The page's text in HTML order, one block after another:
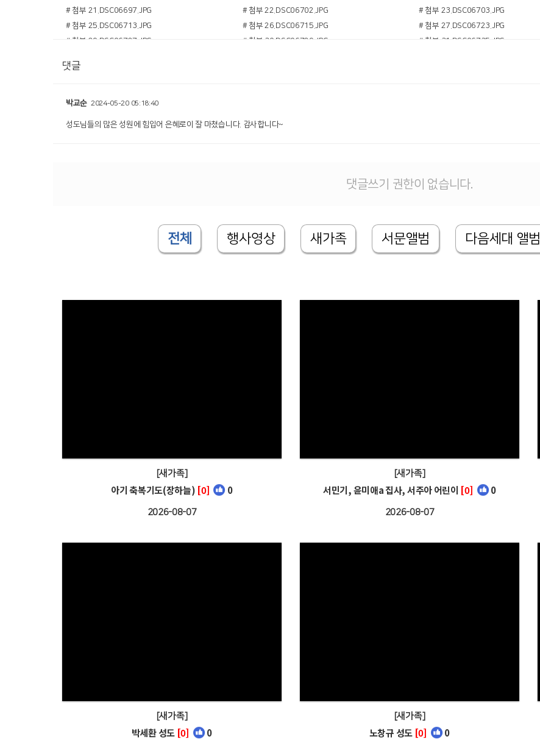
# 첨부 21.DSC06697.JPG
# 첨부 22.DSC06702.JPG # 첨부 23.DSC06703.JPG
# 첨부 25.DSC06713.JPG
# 첨부 26.DSC06715.JPG # 첨부 27.DSC06723.JPG
# 첨부 29.DSC06727.JPG
# 첨부 30.DSC06729.JPG # 첨부 31.DSC06735.JPG
댓글
박교순 2024-05-20 05:18:40
성도님들의 많은 성원에 힘입어 은혜로이 잘 마쳤습니다. 감사합니다~
댓글쓰기 권한이 없습니다.
전체 행사영상 새가족 서문앨범 다음세대 앨범
[새가족]
아기 축복기도(장하늘) [0] 0
2026-08-07
[새가족]
서민기, 윤미애a 집사, 서주아 어린이 [0] 0
2026-08-07
[새가족]
박세환 성도 [0] 0
[새가족]
노창규 성도 [0] 0